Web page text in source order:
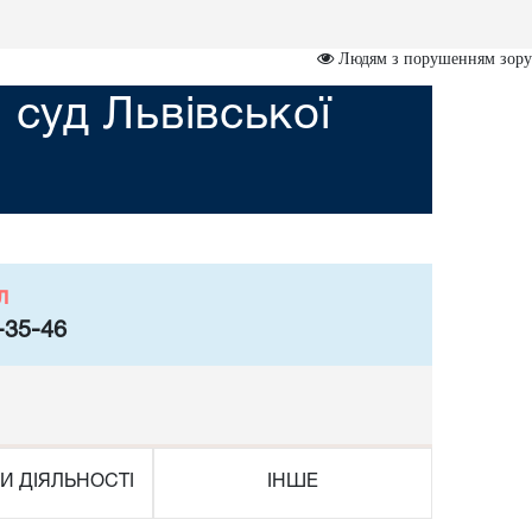
Людям з порушенням зору
Львівської
35-46
ДІЯЛЬНОСТІ ІНШЕ